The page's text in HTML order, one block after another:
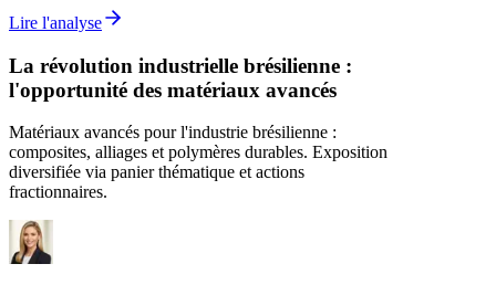
Lire l'analyse
La révolution industrielle brésilienne :
l'opportunité des matériaux avancés
Matériaux avancés pour l'industrie brésilienne :
composites, alliages et polymères durables. Exposition
diversifiée via panier thématique et actions
fractionnaires.